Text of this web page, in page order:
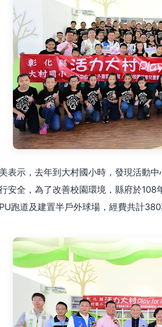
表示，去年到大村國小時，發現活動
安全，為了改善校園環境，縣府於
跑道及建置半戶外球場，經費共計380